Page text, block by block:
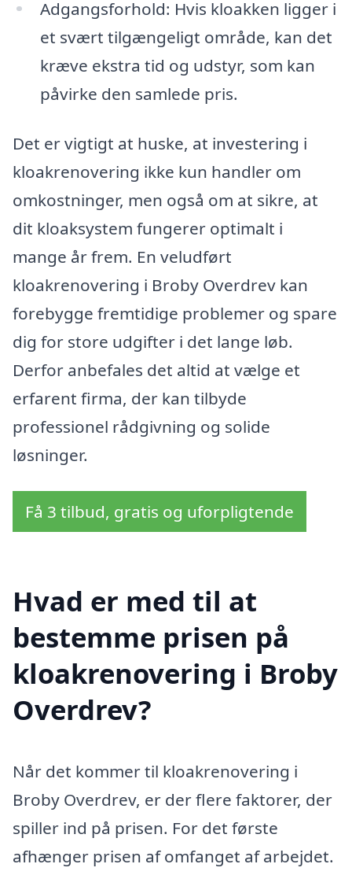
Adgangsforhold: Hvis kloakken ligger i
et svært tilgængeligt område, kan det
kræve ekstra tid og udstyr, som kan
påvirke den samlede pris.
Det er vigtigt at huske, at investering i
kloakrenovering ikke kun handler om
omkostninger, men også om at sikre, at
dit kloaksystem fungerer optimalt i
mange år frem. En veludført
kloakrenovering i Broby Overdrev kan
forebygge fremtidige problemer og spare
dig for store udgifter i det lange løb.
Derfor anbefales det altid at vælge et
erfarent firma, der kan tilbyde
professionel rådgivning og solide
løsninger.
Få 3 tilbud, gratis og uforpligtende
Hvad er med til at
bestemme prisen på
kloakrenovering i Broby
Overdrev?
Når det kommer til kloakrenovering i
Broby Overdrev, er der flere faktorer, der
spiller ind på prisen. For det første
afhænger prisen af omfanget af arbejdet.